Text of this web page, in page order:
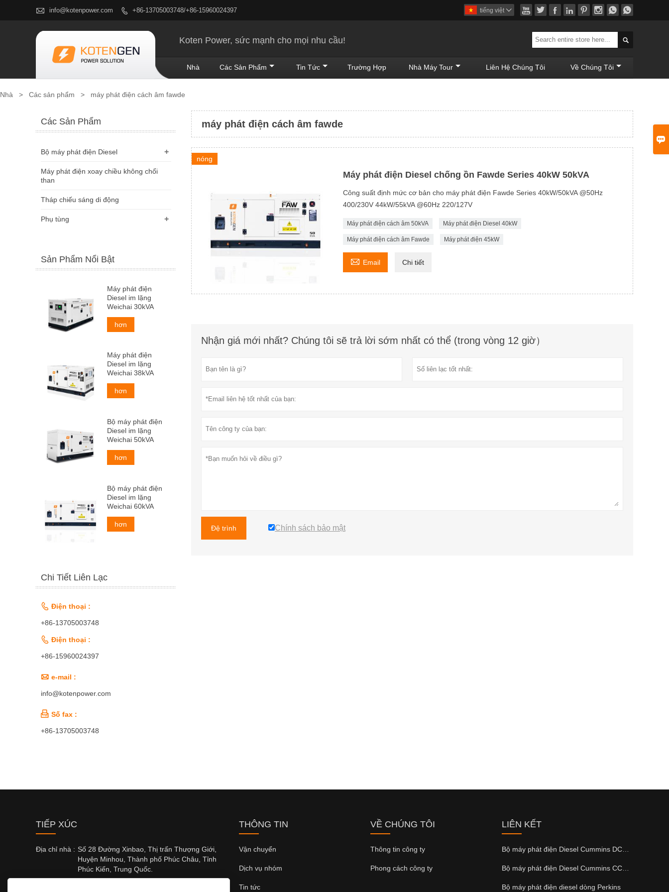

 info@kotenpower.com  +86-13705003748/+86-15960024397        
tiếng việt 
Koten Power, sức mạnh cho mọi nhu cầu! 
Nhà Các Sản Phẩm Tin Tức Trường Hợp Nhà Máy Tour Liên Hệ Chúng Tôi Về Chúng Tôi
Nhà > Các sản phẩm > máy phát điện cách âm fawde
máy phát điện cách âm fawde
nóng
Máy phát điện Diesel chống ồn Fawde Series 40kW 50kVA
Công suất định mức cơ bản cho máy phát điện Fawde Series 40kW/50kVA @50Hz
400/230V 44kW/55kVA @60Hz 220/127V
Máy phát điện cách âm 50kVA Máy phát điện Diesel 40kW
Máy phát điện cách âm Fawde Máy phát điện 45kW
 Email Chi tiết
Nhận giá mới nhất? Chúng tôi sẽ trả lời sớm nhất có thể (trong vòng 12 giờ）
Đệ trình Chính sách bảo mật
Các Sản Phẩm
+
Bộ máy phát điện Diesel
Máy phát điện xoay chiều không chổi
than
Tháp chiếu sáng di động
+
Phụ tùng
Sản Phẩm Nổi Bật
Máy phát điện
Diesel im lặng
Weichai 30kVA
hơn
Máy phát điện
Diesel im lặng
Weichai 38kVA
hơn
Bộ máy phát điện
Diesel im lặng
Weichai 50kVA
hơn
Bộ máy phát điện
Diesel im lặng
Weichai 60kVA
hơn
Chi Tiết Liên Lạc
 Điện thoại :
+86-13705003748
 Điện thoại :
+86-15960024397
 e-mail :
info@kotenpower.com
 Số fax :
+86-13705003748
TIẾP XÚC
Địa chỉ nhà : Số 28 Đường Xinbao, Thị trấn Thượng Giới,
Huyện Minhou, Thành phố Phúc Châu, Tỉnh
Phúc Kiến, Trung Quốc.
THÔNG TIN
Vận chuyển
Dịch vụ nhóm
Tin tức
VỀ CHÚNG TÔI
Thông tin công ty
Phong cách công ty
LIÊN KẾT
Bộ máy phát điện diesel dòng Perkins